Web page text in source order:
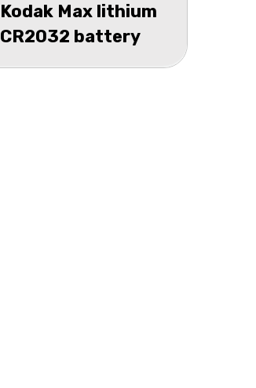
Kodak Max lithium
CR2032 battery